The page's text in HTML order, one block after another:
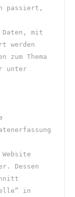
passiert,
Daten, mit
werden
zum Thema
unter
Dessen
in